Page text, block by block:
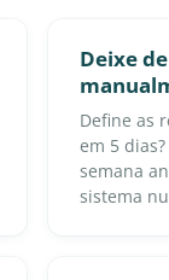
Deixe
Define as
em 5
semana
sistema